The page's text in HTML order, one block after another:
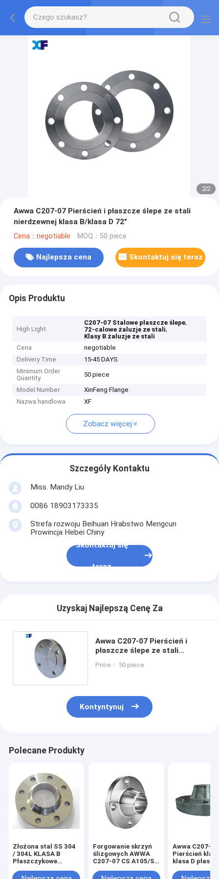
2/2
Awwa C207-07 Pierścień i płaszcze ślepe ze stali
nierdzewnej klasa B/klasa D 72"
Cena：negotiable MOQ：50 piece
Najlepsza cena Skontaktuj się teraz
Opis Produktu
High Light
C207-07 Stalowe płaszcze ślepe,
72-calowe żaluzje ze stali,
Klasy B żaluzje ze stali
Cena
negotiable
Delivery Time
15-45 DAYS
Minimum Order
Quantity
50 piece
Model Number
XinFeng Flange
Nazwa handlowa
XF
Zobacz więcej
Szczegóły Kontaktu
Miss. Mandy Liu
0086 18903173335
Strefa rozwoju Beihuan Hrabstwo Mengcun
Prowincja Hebei Chiny
Skontaktuj się
teraz
Uzyskaj Najlepszą Cenę Za
Awwa C207-07 Pierścień i
płaszcze ślepe ze stali
72"
Price： 50 piece
Kontyntynuj
Polecane Produkty
Złożona stal SS 304
/ 304L KLASA B
Płaszczykowe
typu węzłowego
Forgowanie skrzyń
ślizgowych AWWA
C207-07 CS A105/SA
węzłowego
Awwa C207-07
Pierścień
klasa D